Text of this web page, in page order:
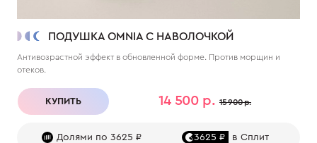
ПОДУШКА OMNIA С НАВОЛОЧКОЙ
Антивозрастной эффект в обновленной форме. Против морщин и
отеков.
КУПИТЬ 15 900 р.
14 500 р.
Долями по 3625 ₽ 3625 ₽ в Сплит